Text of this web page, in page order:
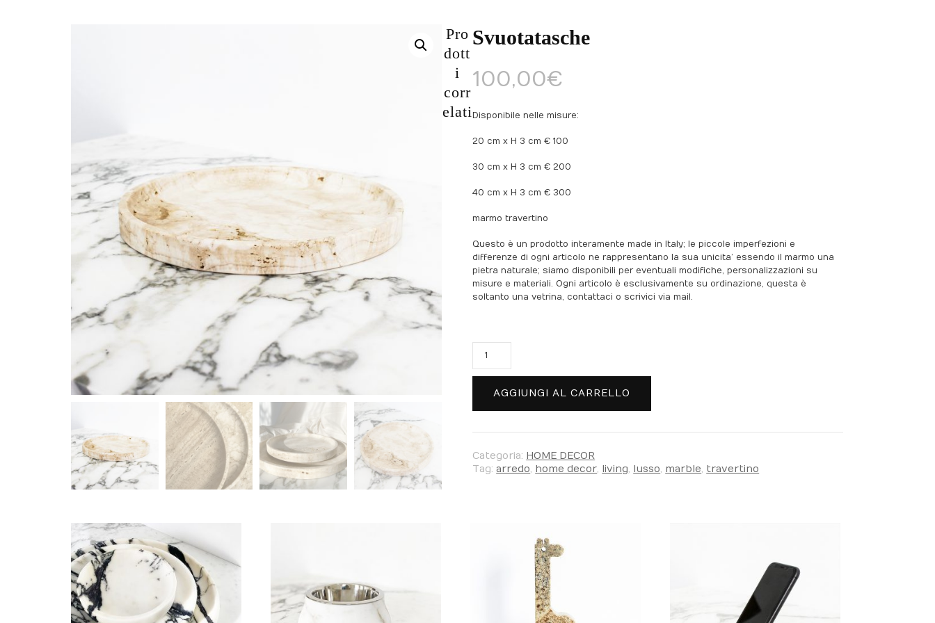
Svuotatasche
100,00€
Disponibile nelle misure:
20 cm x H 3 cm € 100
30 cm x H 3 cm € 200
40 cm x H 3 cm € 300
marmo travertino
Questo è un prodotto interamente made in Italy; le piccole imperfezioni e
differenze di ogni articolo ne rappresentano la sua unicita’ essendo il marmo una
pietra naturale; siamo disponibili per eventuali modifiche, personalizzazioni su
misure e materiali. Ogni articolo è esclusivamente su ordinazione, questa è
soltanto una vetrina, contattaci o scrivici via mail.
quantità
AGGIUNGI AL CARRELLO
Categoria: HOME DECOR
Tag:arredo, home decor, living, lusso, marble, travertino
Pro
dott
i
corr
elati